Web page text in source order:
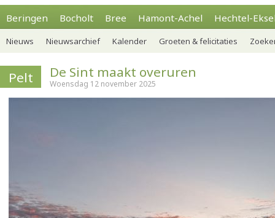
Beringen Bocholt Bree Hamont-Achel Hechtel-
Nieuws Nieuwsarchief Kalender Groeten & felicitaties
Pelt De Sint maakt overuren
Woensdag 12 november 2025